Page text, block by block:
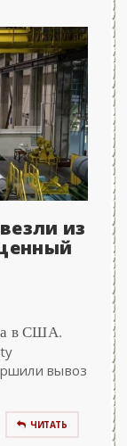
из
в США.
вывоз
ЧИТАТЬ